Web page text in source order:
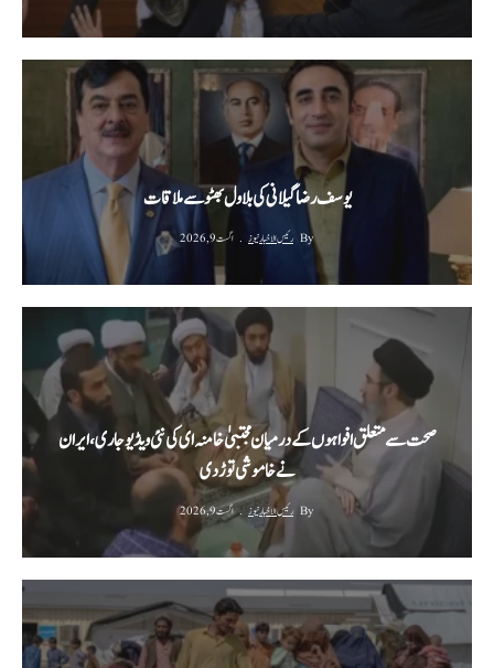
یوسف رضا گیلانی کی بلاول بھٹو سے ملاقات
By رئیس الاخبار نیوز اگست 9, 2026
صحت سے متعلق افواہوں کے درمیان مجتبیٰ خامنہ ای کی نئی ویڈیو جاری، ایران
نے خاموشی توڑ دی
By رئیس الاخبار نیوز اگست 9, 2026